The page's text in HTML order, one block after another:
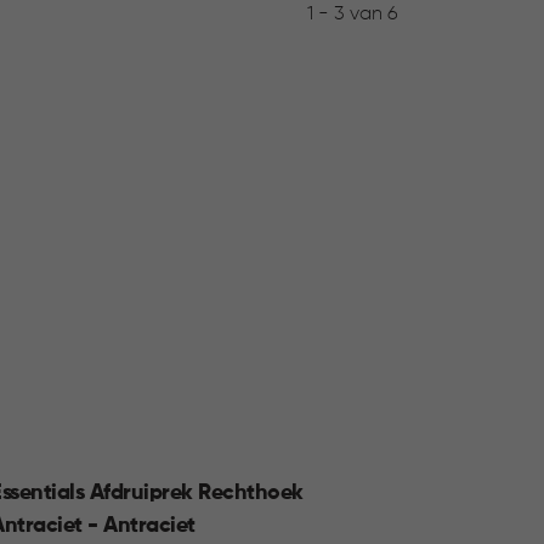
1 - 3 van 6
Afdruiprek Rechthoek
- Antraciet